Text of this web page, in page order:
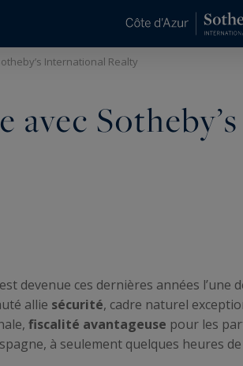
International Realty
Sotheby’s
est devenue ces dernières années l’une
allie sécurité, cadre naturel
fiscalité avantageuse pour les
à seulement quelques heures